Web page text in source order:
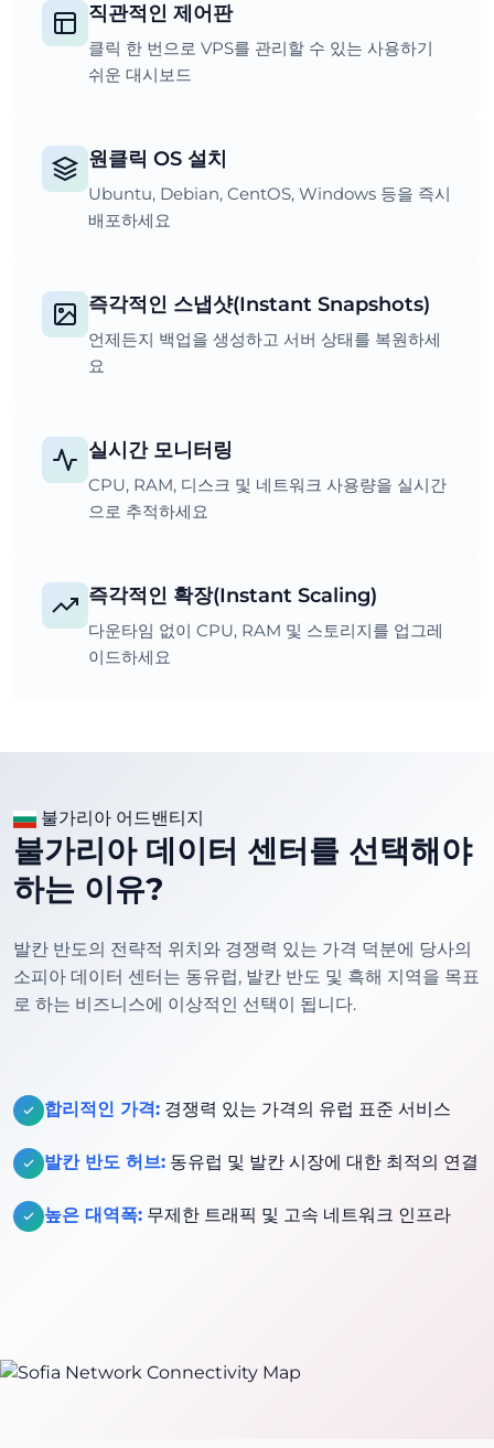
직관적인 제어판
클릭 한 번으로 VPS를 관리할 수 있는 사용하기
쉬운 대시보드
원클릭 OS 설치
Ubuntu, Debian, CentOS, Windows 등을 즉시
배포하세요
즉각적인 스냅샷(Instant Snapshots)
언제든지 백업을 생성하고 서버 상태를 복원하세
요
실시간 모니터링
CPU, RAM, 디스크 및 네트워크 사용량을 실시간
으로 추적하세요
즉각적인 확장(Instant Scaling)
다운타임 없이 CPU, RAM 및 스토리지를 업그레
이드하세요
불가리아 어드밴티지
불가리아 데이터 센터를 선택해야
하는 이유?
발칸 반도의 전략적 위치와 경쟁력 있는 가격 덕분에 당사의
소피아 데이터 센터는 동유럽, 발칸 반도 및 흑해 지역을 목표
로 하는 비즈니스에 이상적인 선택이 됩니다.
합리적인 가격: 경쟁력 있는 가격의 유럽 표준 서비스
발칸 반도 허브: 동유럽 및 발칸 시장에 대한 최적의 연결
높은 대역폭: 무제한 트래픽 및 고속 네트워크 인프라